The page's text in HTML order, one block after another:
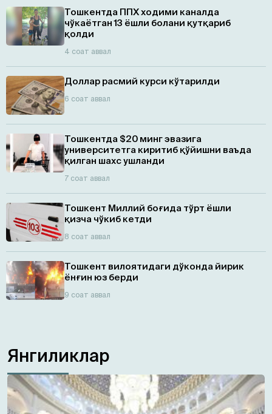
Тошкентда ППХ ходими каналда
чўкаётган 13 ёшли болани қутқариб
қолди
4 соат аввал
Доллар расмий курси кўтарилди
6 соат аввал
Тошкентда $20 минг эвазига
университетга киритиб қўйишни ваъда
қилган шахс ушланди
7 соат аввал
Тошкент Миллий боғида тўрт ёшли
қизча чўкиб кетди
8 соат аввал
Тошкент вилоятидаги дўконда йирик
ёнғин юз берди
9 соат аввал
Янгиликлар